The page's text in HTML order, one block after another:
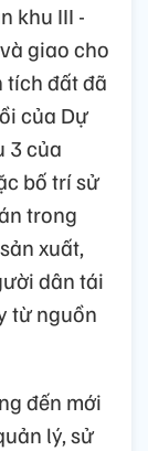
khu III -
giao cho
tích đất đã
của Dự
3 của
bố trí sử
trong
xuất,
dân tái
từ nguồn
đến mới
lý, sử